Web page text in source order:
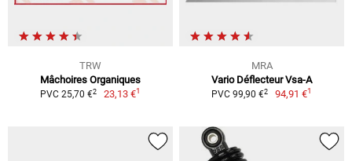
TRW
Mâchoires Organiques
PVC 25,70 €2 23,13 €1
MRA
Vario Déflecteur Vsa-A
PVC 99,90 €2 94,91 €1